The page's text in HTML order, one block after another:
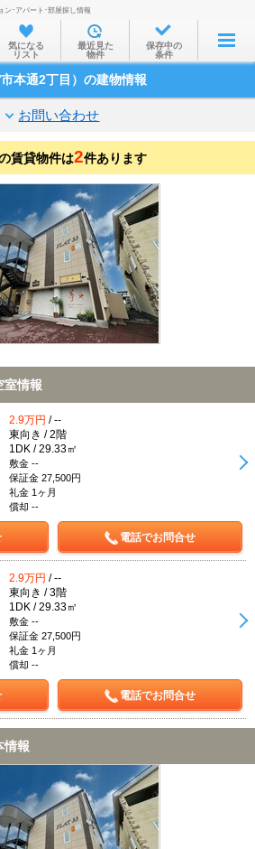
お部屋を探す
沿線・駅から
住所から
家賃相場から
通勤通学時間から
物件特集から
不動産会社から
TOP
ン･アパート･部屋探し情報
気になる
リスト
最近見た
物件
保存中の
条件
本通2丁目）の建物情報
お問い合わせ
賃貸物件は2件あります
室情報
2.9万円 / --
東向き / 2階
1DK / 29.33㎡
敷金 --
保証金 27,500円
礼金 1ヶ月
償却 --
電話でお問合せ
2.9万円 / --
東向き / 3階
1DK / 29.33㎡
敷金 --
保証金 27,500円
礼金 1ヶ月
償却 --
電話でお問合せ
情報